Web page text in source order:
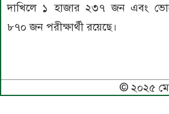
দাখিলে ১ হাজার ২৩৭ জন এবং
৮৭০ জন পরীক্ষার্থী রয়েছে।
© ২০২৫